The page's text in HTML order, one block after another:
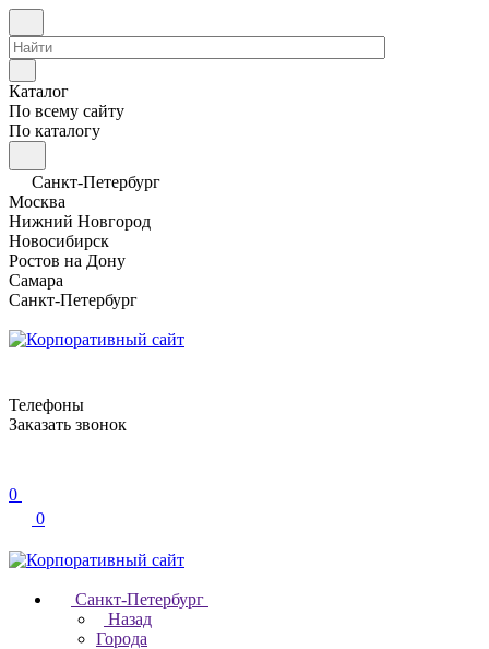
Каталог
По всему сайту
По каталогу
Санкт-Петербург
Москва
Нижний Новгород
Новосибирск
Ростов на Дону
Самара
Санкт-Петербург
Телефоны
Заказать звонок
0
0
Санкт-Петербург
Назад
Города